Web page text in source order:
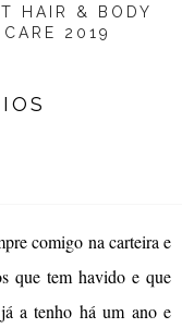
HAIR & BODY
CARE 2019
comigo na carteira e
que tem havido e que
a tenho há um ano e